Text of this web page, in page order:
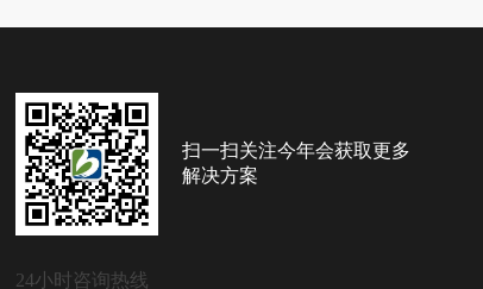
扫一扫关注今年会获取更多
解决方案
24小时咨询热线